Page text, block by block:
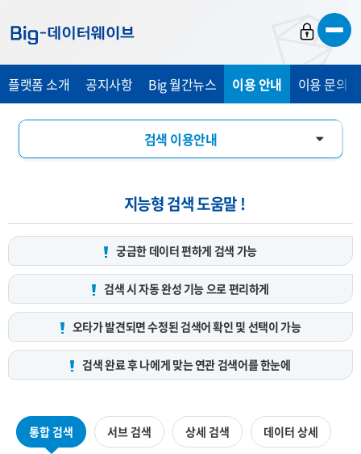
가
기
가
기
가
기
플랫폼 소개 공지사항 Big 월간뉴스 이용 안내 이용 문의
검색 이용안내
지능형 검색 도움말 !
궁금한 데이터 편하게 검색 가능
검색 시 자동 완성 기능으로 편리하게
오타가 발견되면 수정된 검색어확인 및 선택이 가능
검색 완료 후 나에게 맞는연관 검색어를 한눈에
통합 검색 서브 검색 상세 검색 데이터 상세